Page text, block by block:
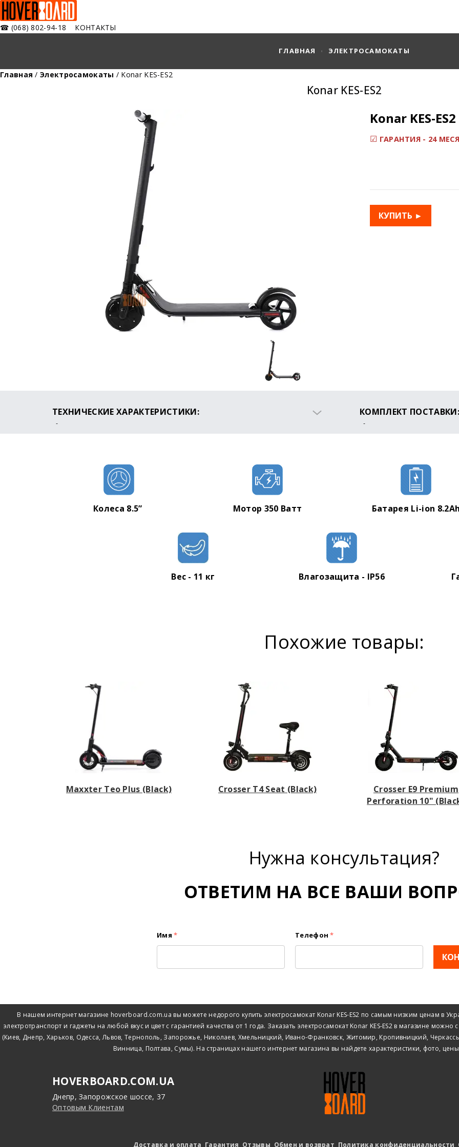
☎ (068) 802-94-18 КОНТАКТЫ
ГЛАВНАЯ ЭЛЕКТРОСАМОКАТЫ
Главная/Электросамокаты / Konar KES-ES2
Konar KES-ES2
Konar KES-ES2
☑ ГАРАНТИЯ - 24
КУПИТЬ ►
ТЕХНИЧЕСКИЕ ХАРАКТЕРИСТИКИ:
Время зарядки: 3-4 часа
АКБ: Li-ion 8.2Ah
Угол подъема: 25°
Максимальная нагрузка: 120 кг
КОМПЛЕКТ ПОСТАВКИ:
Гарантийный талон
Колеса 8.5” Мотор 350 Ватт Батарея Li-ion 8.2Ah
Вес - 11 кг Влагозащита - IP56
Похожие товары:
Maxxter Teo Plus (Black) Crosser T4 Seat (Black)
Crosser E9 Premium
Perforation 10"
Нужна консультация?
ОТВЕТИМ НА ВСЕ ВАШИ
Имя * Телефон *
В нашем интернет магазине hoverboard.com.ua вы можете недорого купить электросамокат Konar KES-ES2 по самым низким ценам в
электротранспорт и гаджеты на любой вкус и цвет с гарантией качества от 1 года. Заказать электросамокат Konar KES-ES2 в магазине
(Киев, Днепр, Харьков, Одесса, Львов, Тернополь, Запорожье, Николаев, Хмельницкий, Ивано-Франковск, Житомир, Кропивницкий,
Винница, Полтава, Сумы). На страницах нашего интернет магазина вы найдете характеристики, фото,
HOVERBOARD.COM.UA
Днепр, Запорожское шоссе, 37
Оптовым Клиентам
Доставка и оплата Гарантия Отзывы Обмен и возврат Политика конфиденциальности